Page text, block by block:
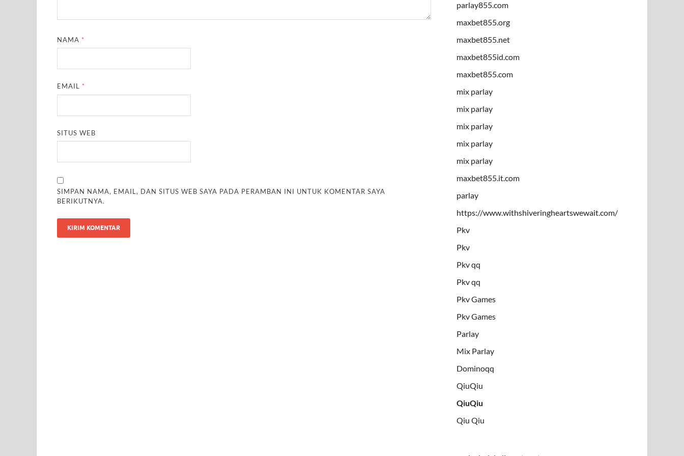
NAMA *
EMAIL *
SITUS WEB
SIMPAN NAMA, EMAIL, DAN SITUS WEB SAYA PADA PERAMBAN INI UNTUK KOMENTAR SAYA
BERIKUTNYA.
parlay855.com
maxbet855.org
maxbet855.net
maxbet855id.com
maxbet855.com
mix parlay
mix parlay
mix parlay
mix parlay
mix parlay
maxbet855.it.com
parlay
https://www.withshiveringheartswewait.com/
Pkv
Pkv
Pkv qq
Pkv qq
Pkv Games
Pkv Games
Parlay
Mix Parlay
Dominoqq
QiuQiu
QiuQiu
Qiu Qiu